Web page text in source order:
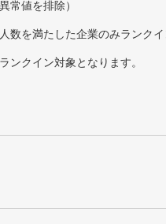
常値を排除）
を満たした企業のみランク
クイン対象となります。